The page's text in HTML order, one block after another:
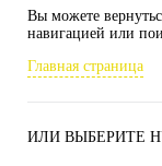
Вы можете
навигацией или
Главная страница
ИЛИ ВЫБЕРИТЕ